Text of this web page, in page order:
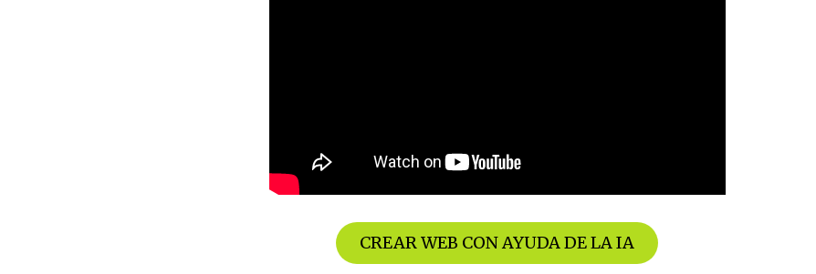
CREAR WEB CON AYUDA DE LA IA